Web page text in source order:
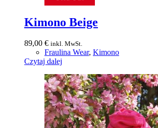
Kimono Beige
89,00 € inkl. MwSt.
Fraulina Wear, Kimono
Czytaj dalej